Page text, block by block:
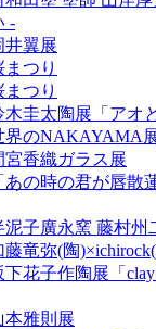
-
井翼展
まつり
まつり
木圭太陶展「アオ
界のNAKAYAMA
宮香織ガラス展
あの時の君が唇散
泥子廣永窯 藤村
藤竜弥(陶
下花子作陶展「clay
本雅則展